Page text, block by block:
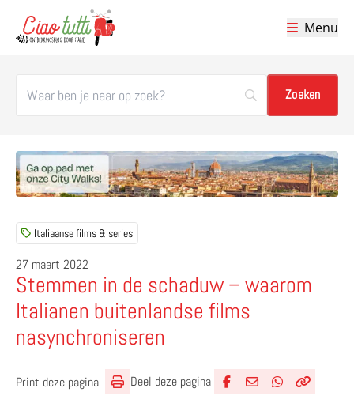
Menu
Italiaanse films & series
27 maart 2022
Stemmen in de schaduw – waarom
Italianen buitenlandse films
nasynchroniseren
Print deze pagina Deel deze pagina